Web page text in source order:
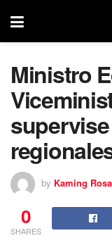
Ministro
by Kaming
0
SHARES